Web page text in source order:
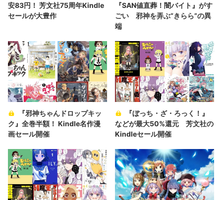
安83円！ 芳文社75周年Kindle
セールが大豊作
『SAN値直葬！闇バイト』がす
ごい 邪神を弄ぶ“きらら”の異
端
『邪神ちゃんドロップキッ
ク』全巻半額！ Kindle名作漫
画セール開催
『ぼっち・ざ・ろっく！』
などが最大50%還元 芳文社の
Kindleセール開催